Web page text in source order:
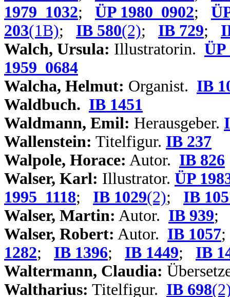
1979_1032; ÜP 1980_0902;
203(1B); IB 580(2); IB 729;
Walch, Ursula: Illustratorin. ÜP
1959_0684
Walcha, Helmut: Organist. IB
Waldbuch. IB 1451
Waldmann, Emil: Herausgeber.
Wallenstein: Titelfigur. IB 237
Walpole, Horace: Autor. IB 826
Walser, Karl: Illustrator. ÜP
1995_1118; IB 1029(2); IB
Walser, Martin: Autor. IB 939
Walser, Robert: Autor. IB 1057
1282; IB 1396; IB 1449; IB
Waltermann, Claudia:
Waltharius: Titelfigur. IB 698